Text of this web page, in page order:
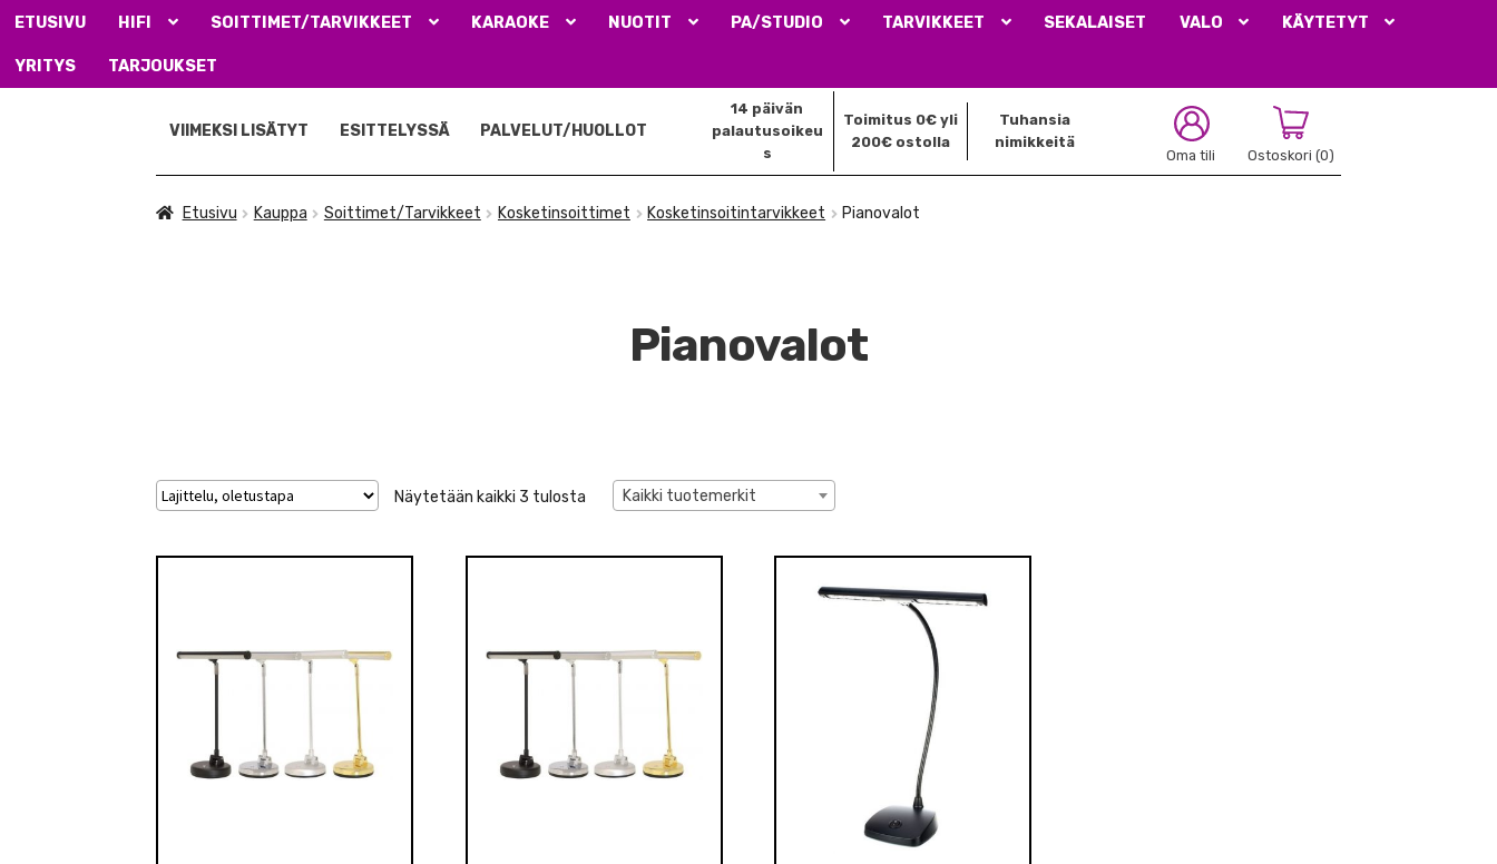
ETUSIVU HIFI SOITTIMET/TARVIKKEET KARAOKE NUOTIT PA/STUDIO TARVIKKEET SEKALAISET VALO KÄYTETYT
YRITYS TARJOUKSET
navigointiin
sisältöön
Oma tili Ostoskori (0)
14 päivän
palautusoikeu
s
Toimitus 0€ yli
200€ ostolla
Tuhansia
nimikkeitä
VIIMEKSI LISÄTYT ESITTELYSSÄ PALVELUT/HUOLLOT
Etusivu Kauppa Soittimet/Tarvikkeet Kosketinsoittimet Kosketinsoitintarvikkeet Pianovalot
Pianovalot
Näytetään kaikki 3 tulosta Kaikki tuotemerkit